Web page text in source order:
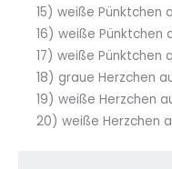
15) weiße Pünktchen
16) weiße Pünktchen
17) weiße Pünktchen
18) graue Herzchen
19) weiße Herzchen
20) weiße Herzchen